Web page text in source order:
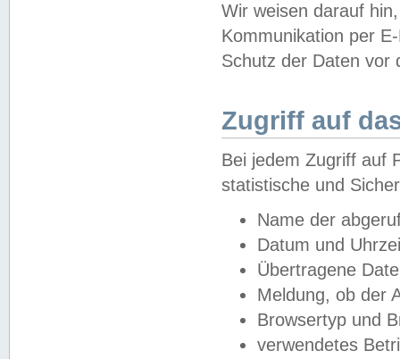
Wir weisen darauf
Kommunikation per
Schutz der Daten vor
Zugriff auf
Bei jedem Zugriff auf
statistische und
Name der
Datum und
Übertragene
Meldung, ob der
Browsertyp und
verwendetes